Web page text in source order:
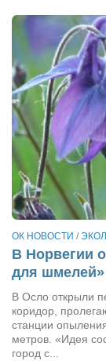
Гостиная
Он и Она
Конкурсы
Фестиваль.
Конкурс
Конкурс
Конкурс
Конкурс
Конкурс
Интервью
Афиша
ОК НОВОСТИ /
В Норвегии
для шмелей»
В Осло открыли
коридор,
станции
метров. «Идея
город с...